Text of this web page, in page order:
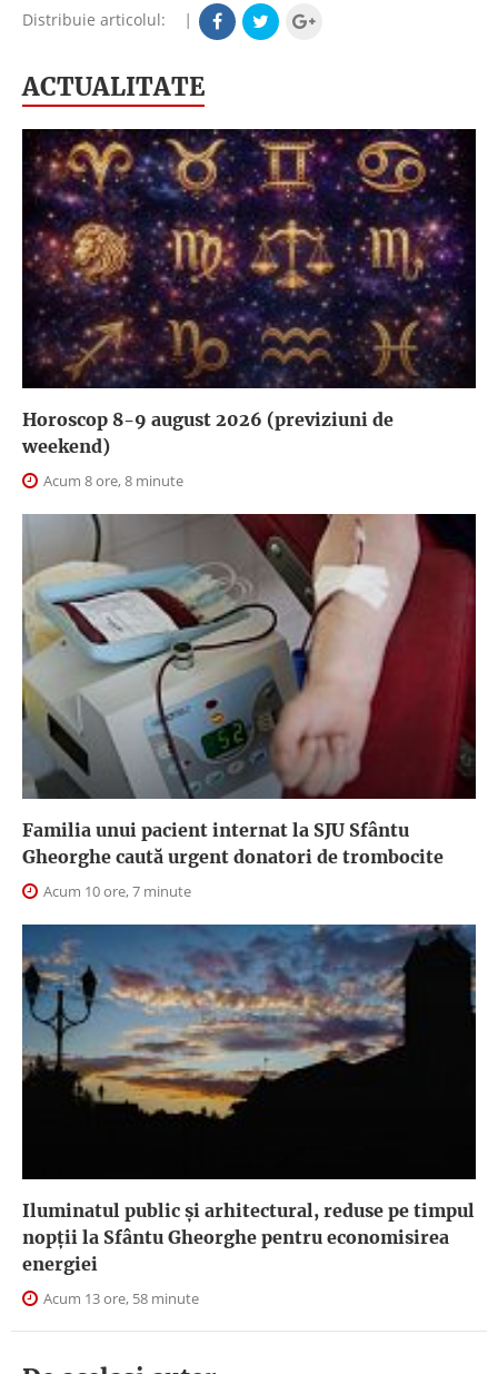
Distribuie articolul: |
ACTUALITATE
Horoscop 8-9 august 2026 (previziuni de
weekend)
Acum 8 ore, 8 minute
Familia unui pacient internat la SJU Sfântu
Gheorghe caută urgent donatori de trombocite
Acum 10 ore, 7 minute
Iluminatul public şi arhitectural, reduse pe timpul
nopţii la Sfântu Gheorghe pentru economisirea
energiei
Acum 13 ore, 58 minute